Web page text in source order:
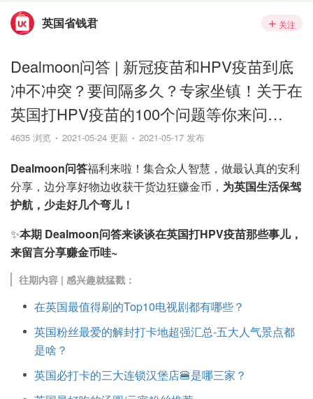
英国省钱君 关注
Dealmoon问答 | 新冠疫苗和HPV疫苗到底
冲不冲突？要间隔多久？专家坐镇！关于在
英国打HPV疫苗的100个问题等你来问…
4635 浏览 2021-05-24 更新 2021-05-17 发布
Dealmoon问答福利来啦！集合众人智慧，做最认真的安利
分享，边分享好物边收获干货边狂赚金币， 为英国生活保驾
护航，少走好几个弯儿！
✨本期 Dealmoon问答来谈谈在英国打HPV疫苗那些事儿，
来留言分享赚金币哇~
往期内容 | 感兴趣就猛戳：
在英国最值得刷的Top10电视剧都有哪些？
英国粉丝最爱的解封打卡地超强汇总-五大人气景点都
是啥？
英国必打卡的三大连锁汉堡店🍔是哪三家？